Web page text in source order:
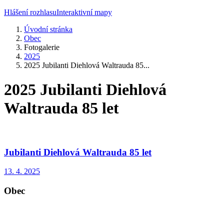
Hlášení rozhlasuInteraktivní mapy
Úvodní stránka
Obec
Fotogalerie
2025
2025 Jubilanti Diehlová Waltrauda 85...
2025 Jubilanti Diehlová
Waltrauda 85 let
Jubilanti Diehlová Waltrauda 85 let
13. 4. 2025
Obec